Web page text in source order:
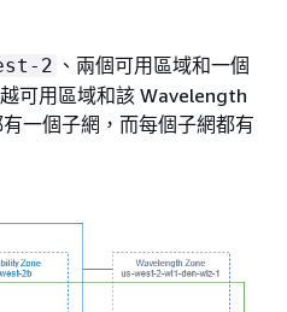
2 、兩個可用區域和一個
可用區域和該 Wavelength
一個子網，而每個子網都有